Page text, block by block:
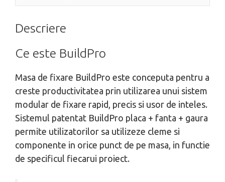
Descriere
Ce este BuildPro
Masa de fixare BuildPro este conceputa pentru a
creste productivitatea prin utilizarea unui sistem
modular de fixare rapid, precis si usor de inteles.
Sistemul patentat BuildPro placa + fanta + gaura
permite utilizatorilor sa utilizeze cleme si
componente in orice punct de pe masa, in functie
de specificul fiecarui proiect.